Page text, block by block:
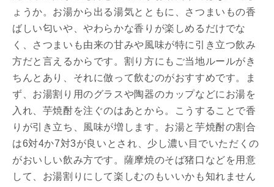
ょうか。お湯から出る湯気とともに、さつまいもの香
ばしい匂いや、やわらかな香りが楽しめるだけでな
く、さつまいも由来の甘みや風味が特に引き立つ飲み
方だと言えるからです。割り方にもご当地ルールがき
ちんとあり、それに倣って飲むのがおすすめです。ま
ず、お湯割り用のグラスや陶器のカップなどにお湯を
入れ、芋焼酎を注ぐのはあとから。こうすることで香
りが引き立ち、風味が増します。お湯と芋焼酎の割合
は6対4か7対3が良いとされ、少し濃い目でいただくの
がおいしい飲み方です。薩摩焼のそば猪口などを用意
して、お湯割りにして楽しむのもいいかも知れません